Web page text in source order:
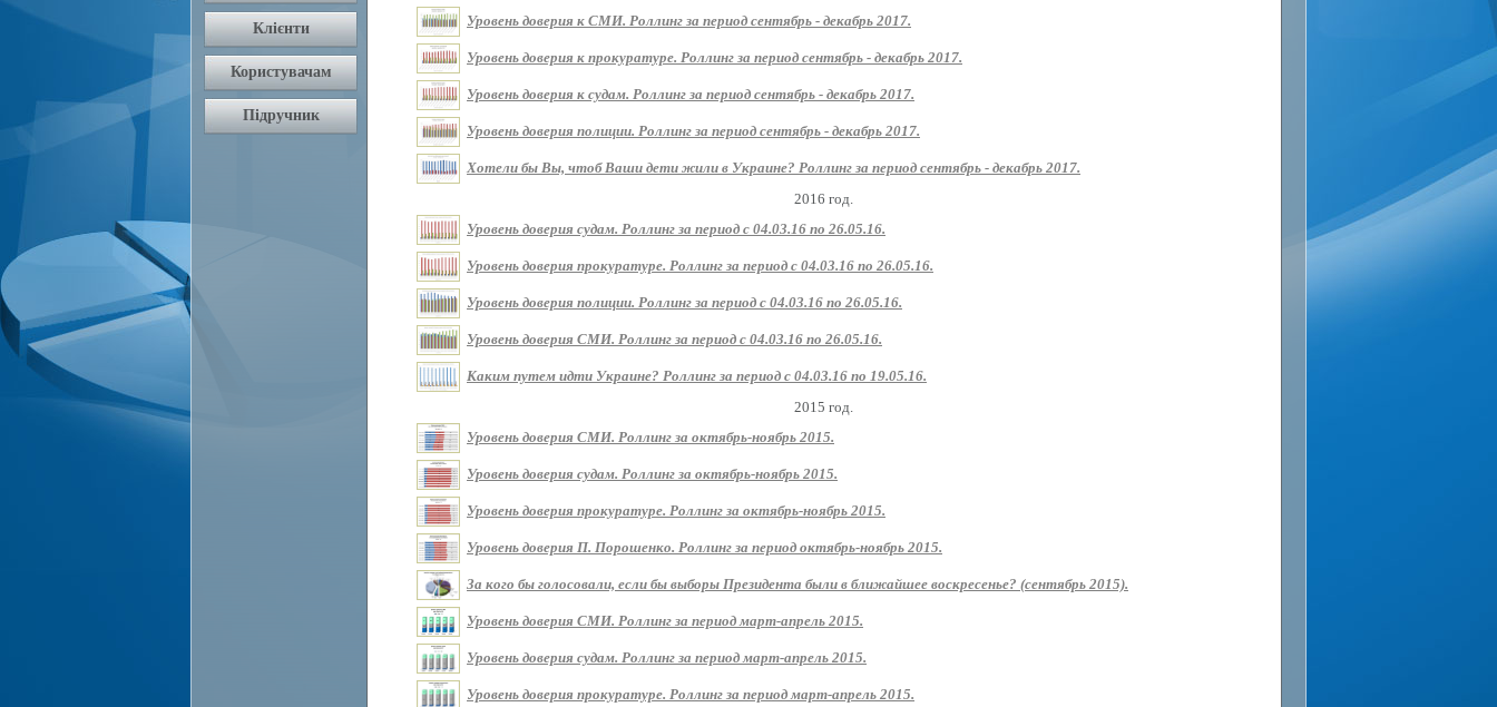
Уровень доверия к СМИ. Роллинг за период сентябрь - декабрь 2017.
Уровень доверия к прокуратуре. Роллинг за период сентябрь - декабрь 2017.
Уровень доверия к судам. Роллинг за период сентябрь - декабрь 2017.
Уровень доверия полиции. Роллинг за период сентябрь - декабрь 2017.
Хотели бы Вы, чтоб Ваши дети жили в Украине? Роллинг за период сентябрь - декабрь 2017.
2016 год.
Уровень доверия судам. Роллинг за период с 04.03.16 по 26.05.16.
Уровень доверия прокуратуре. Роллинг за период с 04.03.16 по 26.05.16.
Уровень доверия полиции. Роллинг за период с 04.03.16 по 26.05.16.
Уровень доверия СМИ. Роллинг за период с 04.03.16 по 26.05.16.
Каким путем идти Украине? Роллинг за период с 04.03.16 по 19.05.16.
2015 год.
Уровень доверия СМИ. Роллинг за октябрь-ноябрь 2015.
Уровень доверия судам. Роллинг за октябрь-ноябрь 2015.
Уровень доверия прокуратуре. Роллинг за октябрь-ноябрь 2015.
Уровень доверия П. Порошенко. Роллинг за период октябрь-ноябрь 2015.
За кого бы голосовали, если бы выборы Президента были в ближайшее воскресенье? (сентябрь 2015).
Уровень доверия СМИ. Роллинг за период март-апрель 2015.
Уровень доверия судам. Роллинг за период март-апрель 2015.
Уровень доверия прокуратуре. Роллинг за период март-апрель 2015.